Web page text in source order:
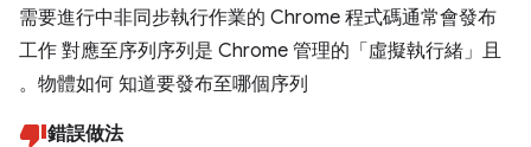
需要進行中非同步執行作業的 Chrome 程式碼通常會發布
工作 對應至序列序列是 Chrome 管理的「虛擬執行緒」且
。物體如何 知道要發布至哪個序列
錯誤做法